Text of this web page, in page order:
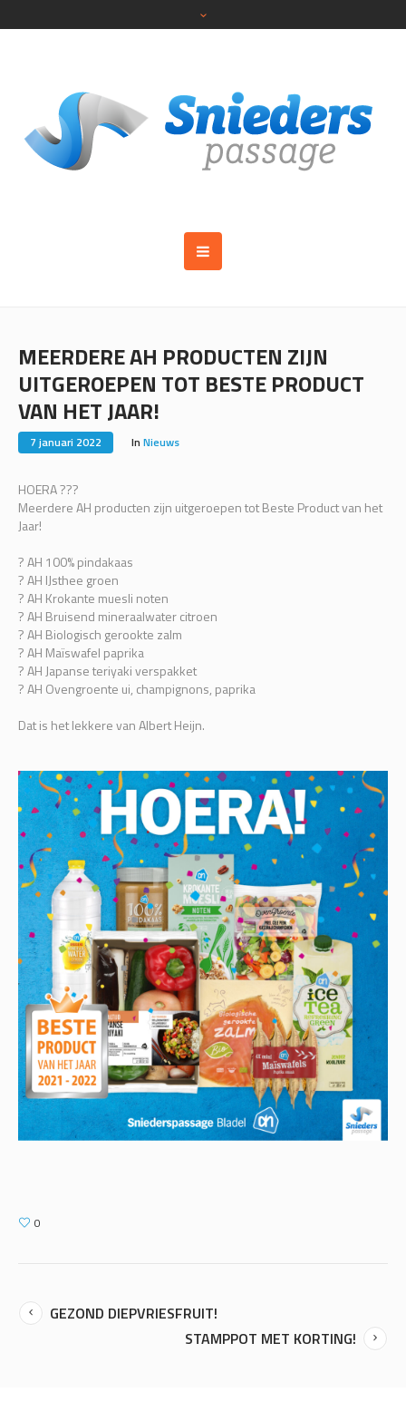
MEERDERE AH PRODUCTEN ZIJN
UITGEROEPEN TOT BESTE PRODUCT
VAN HET JAAR!
7 januari 2022 In Nieuws
HOERA ???
Meerdere AH producten zijn uitgeroepen tot Beste Product van het
Jaar!
? AH 100% pindakaas
? AH IJsthee groen
? AH Krokante muesli noten
? AH Bruisend mineraalwater citroen
? AH Biologisch gerookte zalm
? AH Maïswafel paprika
? AH Japanse teriyaki verspakket
? AH Ovengroente ui, champignons, paprika
Dat is het lekkere van Albert Heijn.
0
GEZOND DIEPVRIESFRUIT!
STAMPPOT MET KORTING!